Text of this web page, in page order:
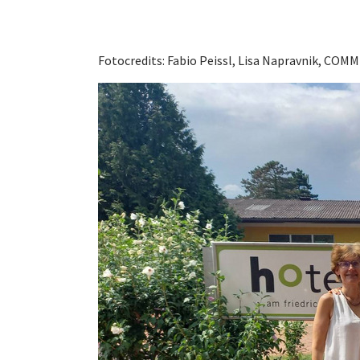
Fotocredits: Fabio Peissl, Lisa Napravnik,